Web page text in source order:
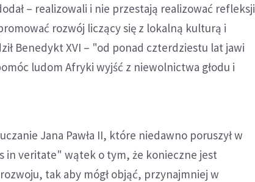
– realizowali i nie przestają realizować refleksji
rozwój liczący się z lokalną kulturą i
Benedykt XVI – "od ponad czterdziestu lat jawi
ludom Afryki wyjść z niewolnictwa głodu i
Jana Pawła II, które niedawno poruszył w
in veritate" wątek o tym, że konieczne jest
tak aby mógł objąć, przynajmniej w